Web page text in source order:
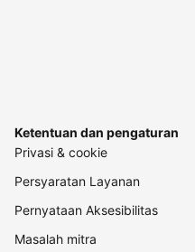
Ketentuan dan pengaturan
Privasi & cookie
Persyaratan Layanan
Pernyataan Aksesibilitas
Masalah mitra